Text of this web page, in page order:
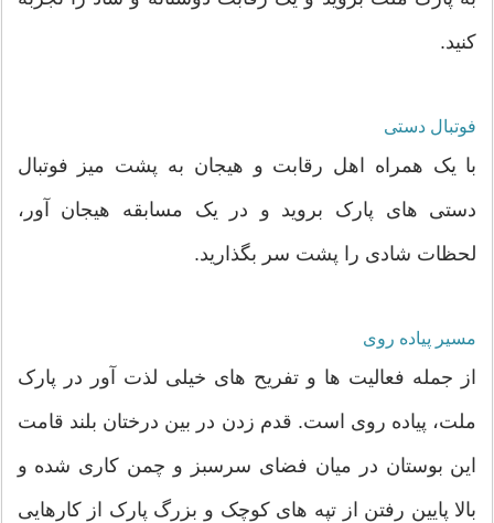
کنید.
فوتبال دستی
با یک همراه اهل رقابت و هیجان به پشت میز فوتبال
دستی های پارک بروید و در یک مسابقه هیجان آور،
لحظات شادی را پشت سر بگذارید.
مسیر پیاده روی
از جمله فعالیت ها و تفریح های خیلی لذت آور در پارک
ملت، پیاده روی است. قدم زدن در بین درختان بلند قامت
این بوستان در میان فضای سرسبز و چمن کاری شده و
بالا پایین رفتن از تپه های کوچک و بزرگ پارک از کارهایی